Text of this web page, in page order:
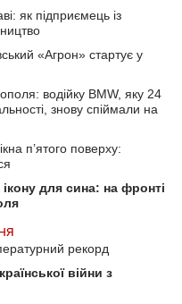
як підприємець із
«Агрон» стартує у
водійку BMW, яку 24
знову спіймали на
п’ятого поверху:
для сина: на фронті
рекорд
війни з